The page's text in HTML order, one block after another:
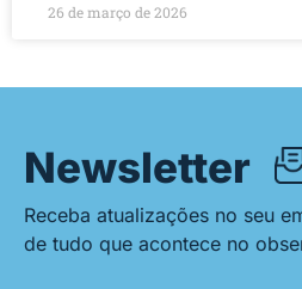
26 de março de 2026
Newsletter
Receba atualizações no seu
de tudo que acontece no